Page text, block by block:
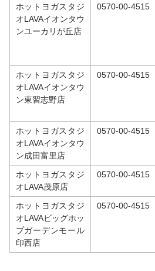
ホットヨガスタジ
オLAVAイオンタウ
ンユーカリが丘店
0570-00-4515
ホットヨガスタジ
オLAVAイオンタウ
ン東習志野店
0570-00-4515
ホットヨガスタジ
オLAVAイオンタウ
ン成田富里店
0570-00-4515
ホットヨガスタジ
オLAVA茂原店
0570-00-4515
ホットヨガスタジ
オLAVAビッグホッ
プガーデンモール
印西店
0570-00-4515